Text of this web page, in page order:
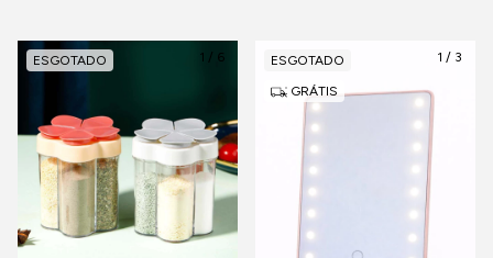
1 / 6
ESGOTADO 1 / 3
ESGOTADO
GRÁTIS